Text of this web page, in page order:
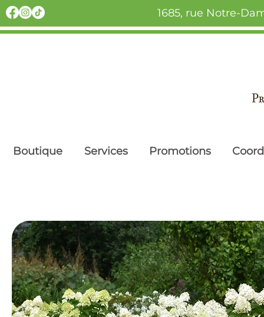
1685, rue Notre-
Boutique Services Promotions